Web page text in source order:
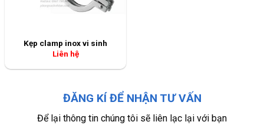
Kẹp clamp inox vi sinh
Liên hệ
ĐĂNG KÍ ĐỂ NHẬN TƯ VẤN
Để lại thông tin chúng tôi sẽ liên lạc lại với bạn